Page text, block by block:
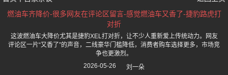
燃油车齐降价-很多网友在评论区留言-感觉燃油车又香了-捷豹路虎打
对折
这波燃油车大降价尤其是捷豹XEL打对折，让不少人重新爱上传统动力。网友
评论区一片“又香了”的声音，二线豪华门槛降低，消费者购车选择更多，市场竞
争也更激烈。
2026-05-26
刘一朵